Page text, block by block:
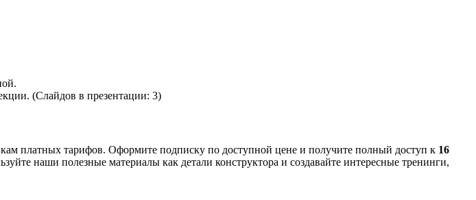
(Слайдов в презентации: 3)
платных тарифов. Оформите подписку по доступной цене и получите полный доступ к 16
наши полезные материалы как детали конструктора и создавайте интересные тренинги,